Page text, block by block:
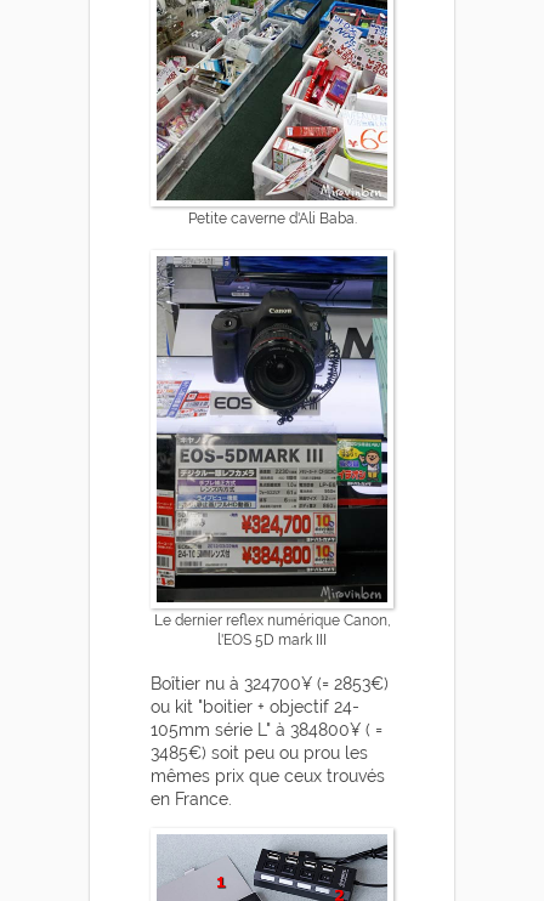
Petite caverne d'Ali Baba.
Le dernier reflex numérique Canon,
l'EOS 5D mark III
Boîtier nu à 324700¥ (= 2853€)
ou kit "boitier + objectif 24-
105mm série L" à 384800¥ ( =
3485€) soit peu ou prou les
mêmes prix que ceux trouvés
en France.